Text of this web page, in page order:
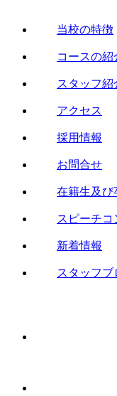
当校の特徴
コースの紹
スタッフ紹
アクセス
採用情報
お問合せ
在籍生及び
スピーチ
新着情報
スタッフブ